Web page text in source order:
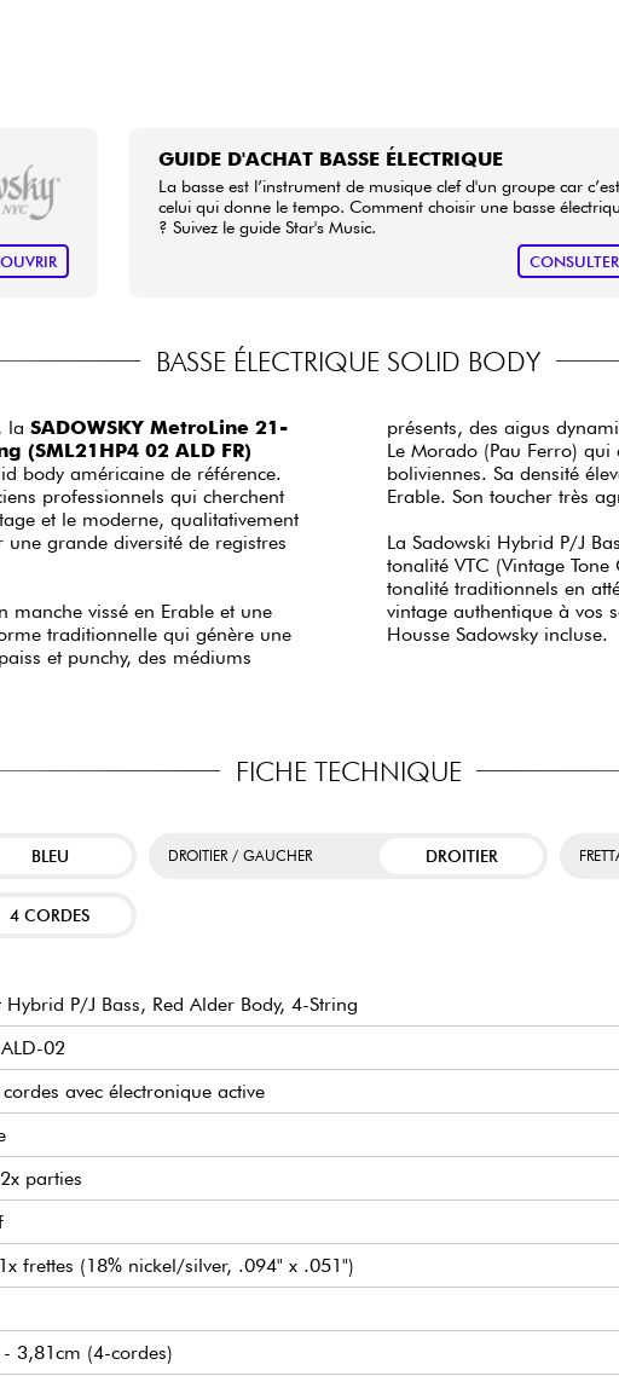
GUIDE D'ACHAT BASSE ÉLECTRIQUE
La basse est l’instrument de musique clef d'un groupe car c’est
celui qui donne le tempo. Comment choisir une basse
? Suivez le guide Star's Music.
CONSULTER
BASSE ÉLECTRIQUE SOLID BODY
la SADOWSKY MetroLine 21-
(SML21HP4 02 ALD FR)
body américaine de référence.
professionnels qui cherchent
et le moderne, qualitativement
grande diversité de registres
manche vissé en Erable et une
traditionnelle qui génère une
et punchy, des médiums
présents, des aigus
Le Morado (Pau Ferro)
boliviennes. Sa densité
Erable. Son toucher très
La Sadowski Hybrid P/J
tonalité VTC (Vintage
tonalité traditionnels en
vintage authentique à vos
Housse Sadowsky incluse.
FICHE TECHNIQUE
BLEU DROITIER / GAUCHER DROITIER
4 CORDES
P/J Bass, Red Alder Body, 4-String
02
avec électronique active
parties
frettes (18% nickel/silver, .094" x .051")
3,81cm (4-cordes)